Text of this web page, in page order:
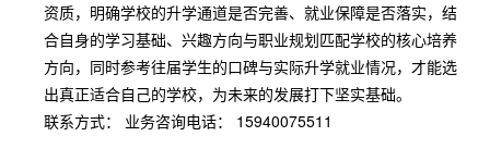
资质，明确学校的升学通道是否完善、就业保障是否落实，结
合自身的学习基础、兴趣方向与职业规划匹配学校的核心培养
方向，同时参考往届学生的口碑与实际升学就业情况，才能选
出真正适合自己的学校，为未来的发展打下坚实基础。
联系方式： 业务咨询电话： 15940075511